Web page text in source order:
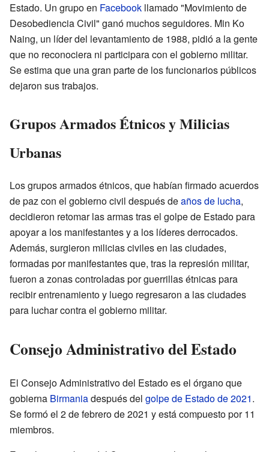
Estado. Un grupo en Facebook llamado "Movimiento de
Desobediencia Civil" ganó muchos seguidores. Min Ko
Naing, un líder del levantamiento de 1988, pidió a la gente
que no reconociera ni participara con el gobierno militar.
Se estima que una gran parte de los funcionarios públicos
dejaron sus trabajos.
Grupos Armados Étnicos y Milicias
Urbanas
Los grupos armados étnicos, que habían firmado acuerdos
de paz con el gobierno civil después deaños de lucha,
decidieron retomar las armas tras el golpe de Estado para
apoyar a los manifestantes y a los líderes derrocados.
Además, surgieron milicias civiles en las ciudades,
formadas por manifestantes que, tras la represión militar,
fueron a zonas controladas por guerrillas étnicas para
recibir entrenamiento y luego regresaron a las ciudades
para luchar contra el gobierno militar.
Consejo Administrativo del Estado
El Consejo Administrativo del Estado es el órgano que
gobierna Birmaniadespués del golpe de Estado de 2021.
Se formó el 2 de febrero de 2021 y está compuesto por 11
miembros.